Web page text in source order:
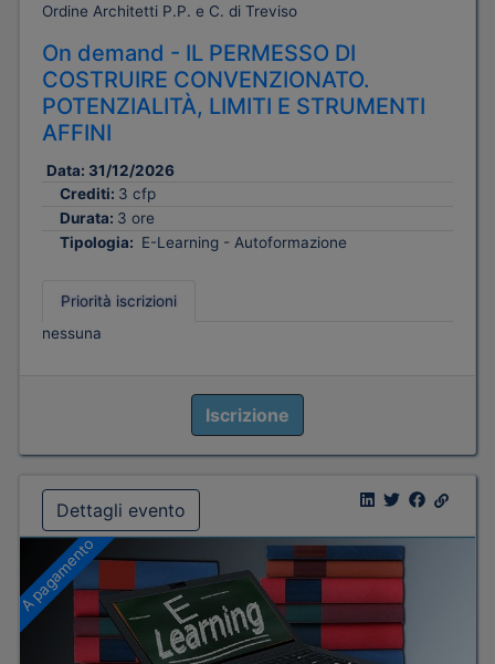
Ordine Architetti P.P. e C. di Treviso
On demand - IL PERMESSO DI
COSTRUIRE CONVENZIONATO.
POTENZIALITÀ, LIMITI E STRUMENTI
AFFINI
Data: 31/12/2026
Crediti: 3 cfp
Durata: 3 ore
Tipologia: E-Learning - Autoformazione
Priorità iscrizioni
nessuna
Iscrizione
Dettagli evento
A pagamento